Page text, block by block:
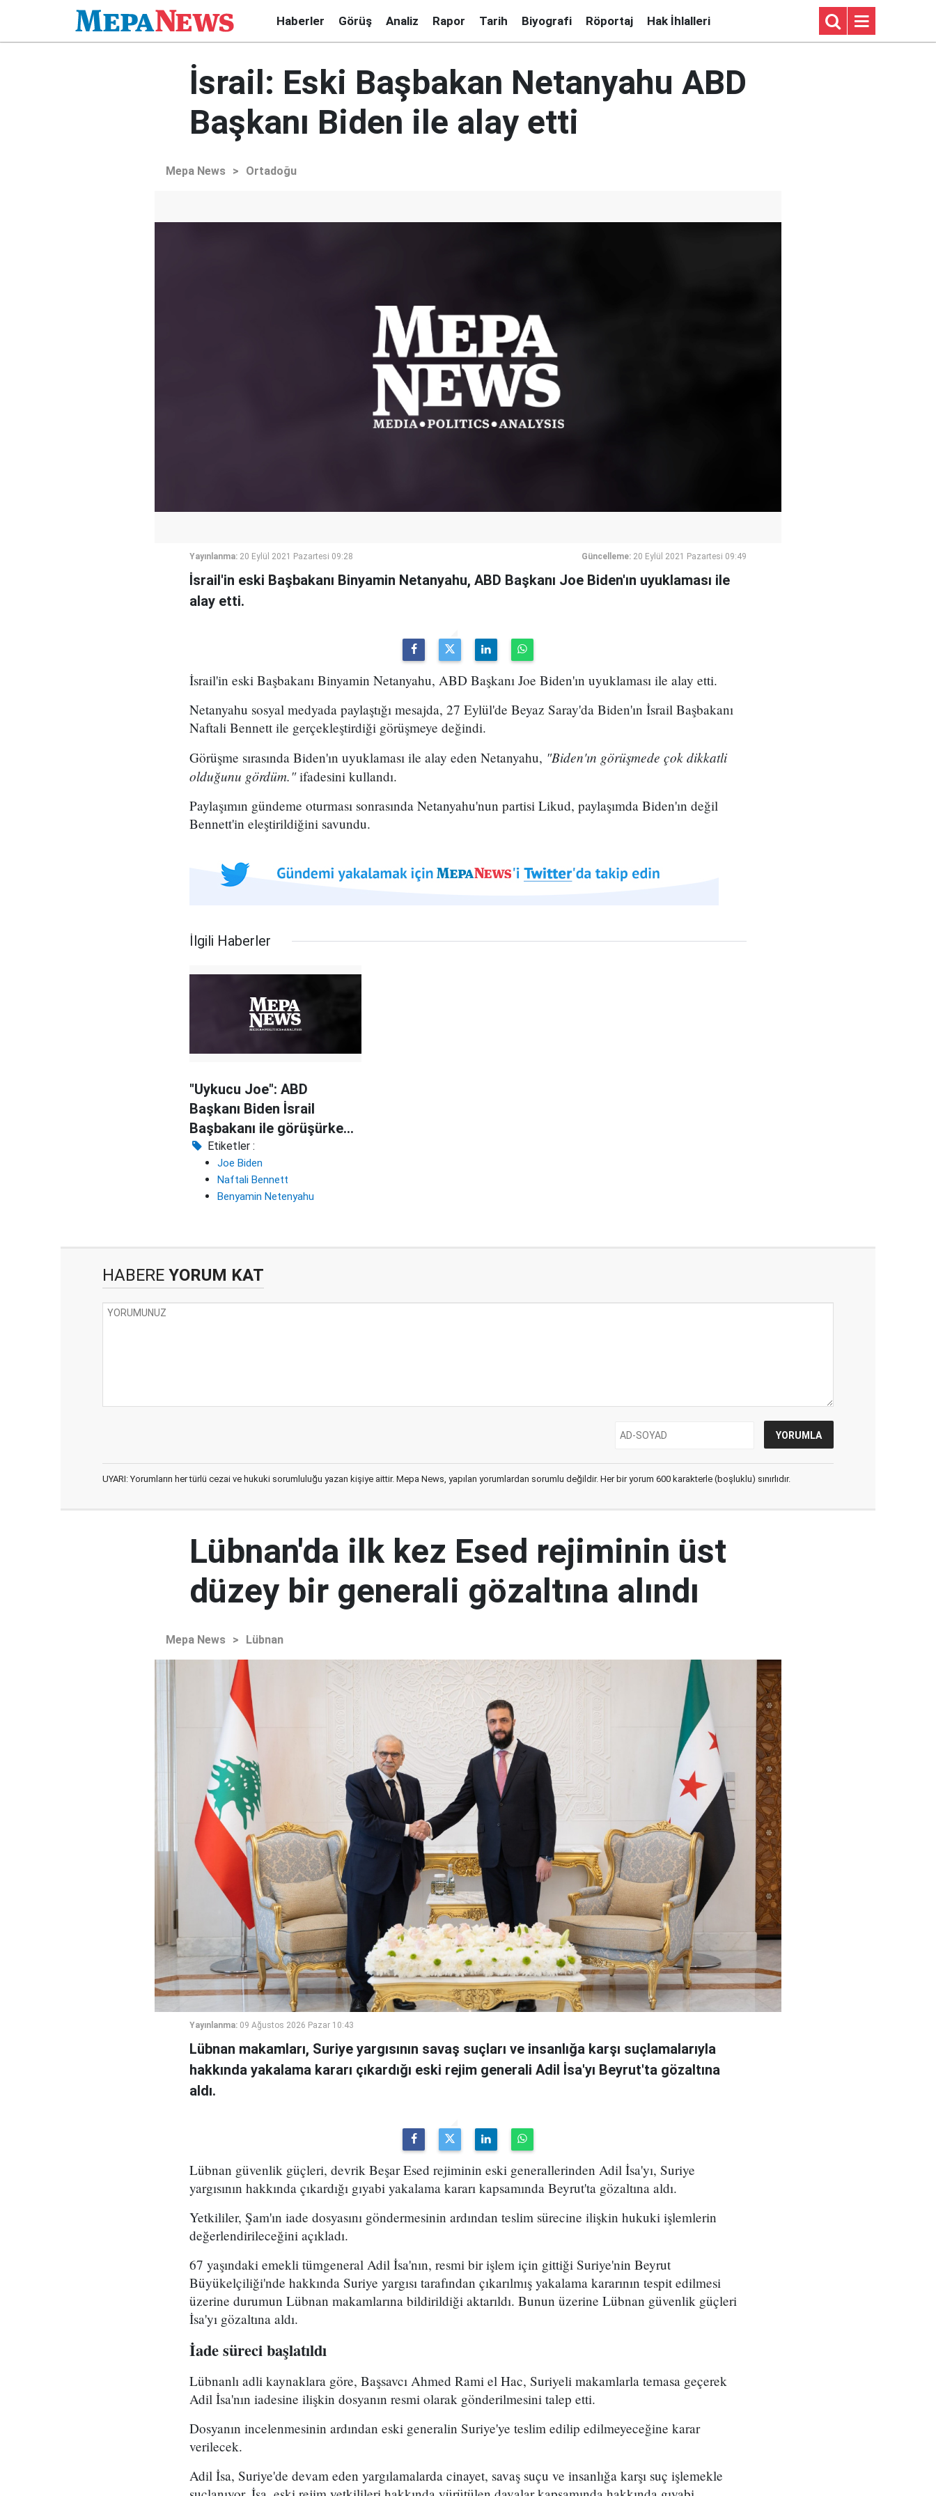
Haberler Görüş Analiz Rapor Tarih Biyografi Röportaj Hak İhlalleri
İsrail: Eski Başbakan Netanyahu ABD
Başkanı Biden ile alay etti
Mepa News > Ortadoğu
Yayınlanma: 20 Eylül 2021 Pazartesi 09:28 Güncelleme: 20 Eylül 2021 Pazartesi 09:49
İsrail'in eski Başbakanı Binyamin Netanyahu, ABD Başkanı Joe Biden'ın uyuklaması ile
alay etti.
İsrail'in eski Başbakanı Binyamin Netanyahu, ABD Başkanı Joe Biden'ın uyuklaması ile alay etti.
Netanyahu sosyal medyada paylaştığı mesajda, 27 Eylül'de Beyaz Saray'da Biden'ın İsrail Başbakanı
Naftali Bennett ile gerçekleştirdiği görüşmeye değindi.
Görüşme sırasında Biden'ın uyuklaması ile alay eden Netanyahu, "Biden'ın görüşmede çok dikkatli
olduğunu gördüm."ifadesini kullandı.
Paylaşımın gündeme oturması sonrasında Netanyahu'nun partisi Likud, paylaşımda Biden'ın değil
Bennett'in eleştirildiğini savundu.
İlgili Haberler
"Uykucu Joe": ABD
Başkanı Biden İsrail
Başbakanı ile görüşürken
uyukladı
Etiketler :
Joe Biden
Naftali Bennett
Benyamin Netenyahu
HABERE YORUM KAT
UYARI: Yorumların her türlü cezai ve hukuki sorumluluğu yazan kişiye aittir. Mepa News, yapılan yorumlardan sorumlu değildir. Her bir yorum 600 karakterle (boşluklu) sınırlıdır.
Lübnan'da ilk kez Esed rejiminin üst
düzey bir generali gözaltına alındı
Mepa News > Lübnan
Yayınlanma: 09 Ağustos 2026 Pazar 10:43
Lübnan makamları, Suriye yargısının savaş suçları ve insanlığa karşı suçlamalarıyla
hakkında yakalama kararı çıkardığı eski rejim generali Adil İsa'yı Beyrut'ta gözaltına
aldı.
Lübnan güvenlik güçleri, devrik Beşar Esed rejiminin eski generallerinden Adil İsa'yı, Suriye
yargısının hakkında çıkardığı gıyabi yakalama kararı kapsamında Beyrut'ta gözaltına aldı.
Yetkililer, Şam'ın iade dosyasını göndermesinin ardından teslim sürecine ilişkin hukuki işlemlerin
değerlendirileceğini açıkladı.
67 yaşındaki emekli tümgeneral Adil İsa'nın, resmi bir işlem için gittiği Suriye'nin Beyrut
Büyükelçiliği'nde hakkında Suriye yargısı tarafından çıkarılmış yakalama kararının tespit edilmesi
üzerine durumun Lübnan makamlarına bildirildiği aktarıldı. Bunun üzerine Lübnan güvenlik güçleri
İsa'yı gözaltına aldı.
İade süreci başlatıldı
Lübnanlı adli kaynaklara göre, Başsavcı Ahmed Rami el Hac, Suriyeli makamlarla temasa geçerek
Adil İsa'nın iadesine ilişkin dosyanın resmi olarak gönderilmesini talep etti.
Dosyanın incelenmesinin ardından eski generalin Suriye'ye teslim edilip edilmeyeceğine karar
verilecek.
Adil İsa, Suriye'de devam eden yargılamalarda cinayet, savaş suçu ve insanlığa karşı suç işlemekle